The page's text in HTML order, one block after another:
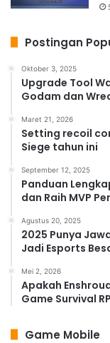
Postingan
Oktober 3, 2025
Upgrade Tool
Godam dan
Maret 21, 2026
Setting recoil
Siege tahun ini
September 12, 2025
Panduan
dan Raih MVP
Agustus 20, 2025
2025 Punya
Jadi Esports
Mei 2, 2026
Apakah
Game Survival
Game Mobile